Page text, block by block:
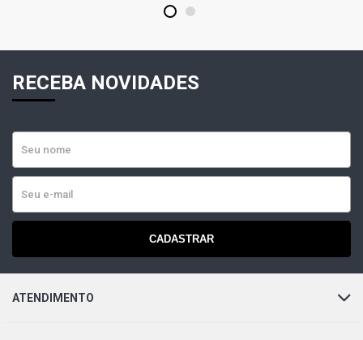
1 2
RECEBA NOVIDADES
CADASTRAR
ATENDIMENTO